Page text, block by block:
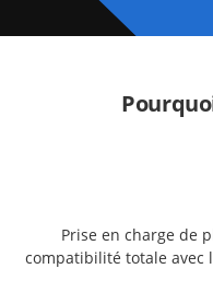
Prise en charge de
compatibilité totale avec